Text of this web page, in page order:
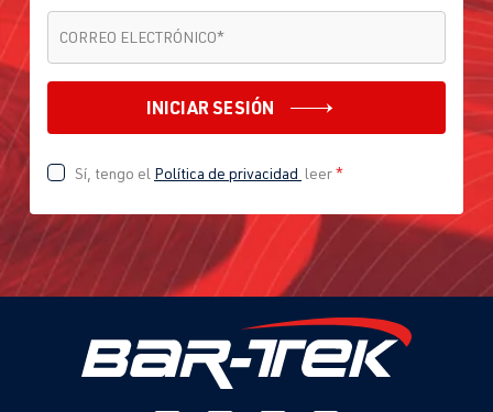
CORREO ELECTRÓNICO*
INICIAR SESIÓN
Sí, tengo el Política de privacidad leer*